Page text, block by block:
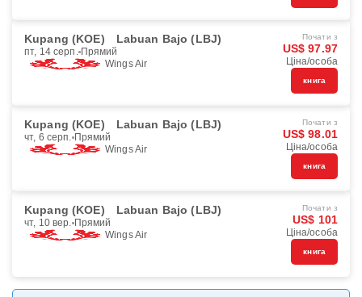
Kupang (KOE) Labuan Bajo (LBJ)
пт, 14 серп. Прямий
Wings Air
Почати з
US$ 97.97
Ціна/особа
книга
Kupang (KOE) Labuan Bajo (LBJ)
чт, 6 серп. Прямий
Wings Air
Почати з
US$ 98.01
Ціна/особа
книга
Kupang (KOE) Labuan Bajo (LBJ)
чт, 10 вер. Прямий
Wings Air
Почати з
US$ 101
Ціна/особа
книга